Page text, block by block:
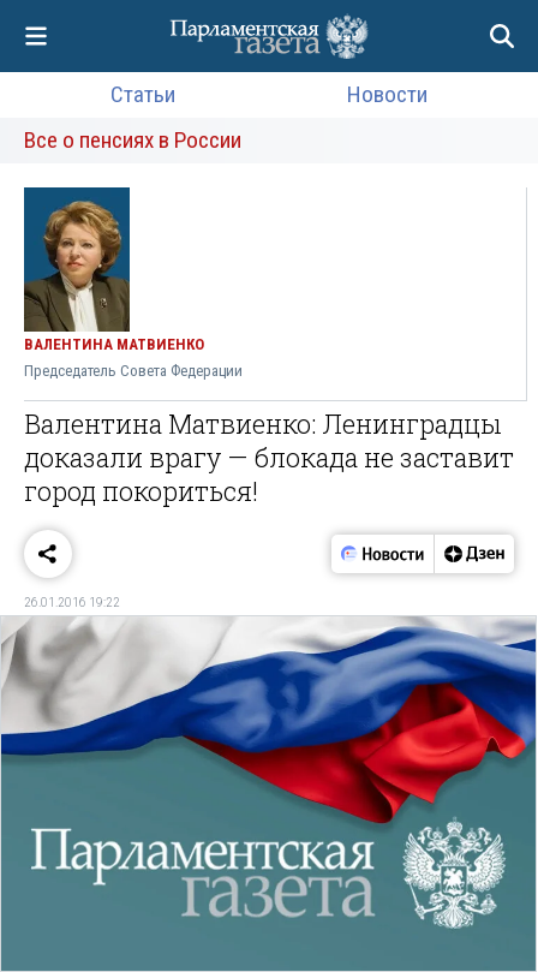
Статьи
Новости
Все о пенсиях в России
ВАЛЕНТИНА МАТВИЕНКО
Председатель Совета Федерации
Валентина Матвиенко: Ленинградцы
доказали врагу — блокада не заставит
город покориться!
26.01.2016 19:22